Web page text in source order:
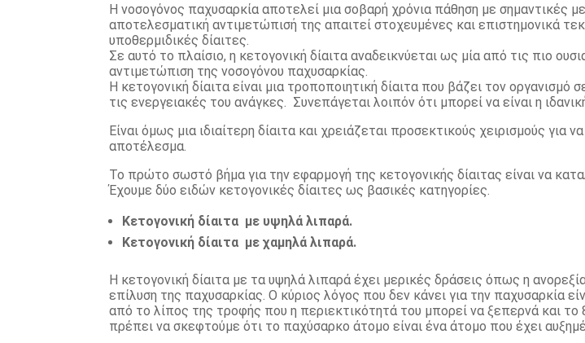
Η νοσογόνος παχυσαρκία αποτελεί μια σοβαρή χρόνια πάθηση με σημαντικές
αποτελεσματική αντιμετώπισή της απαιτεί στοχευμένες και επιστημονικά
υποθερμιδικές δίαιτες.
Σε αυτό το πλαίσιο, η κετογονική δίαιτα αναδεικνύεται ως μία από τις πιο
αντιμετώπιση της νοσογόνου παχυσαρκίας.
Η κετογονική δίαιτα είναι μια τροποποιητική δίαιτα που βάζει τον
τις ενεργειακές του ανάγκες. Συνεπάγεται λοιπόν ότι μπορεί να είναι η
Είναι όμως μια ιδιαίτερη δίαιτα και χρειάζεται προσεκτικούς χειρισμούς
αποτέλεσμα.
Το πρώτο σωστό βήμα για την εφαρμογή της κετογονικής δίαιτας είναι να
Έχουμε δύο ειδών κετογονικές δίαιτες ως βασικές κατηγορίες.
Κετογονική δίαιτα με υψηλά λιπαρά.
Κετογονική δίαιτα με χαμηλά λιπαρά.
Η κετογονική δίαιτα με τα υψηλά λιπαρά έχει μερικές δράσεις όπως η
επίλυση της παχυσαρκίας. Ο κύριος λόγος που δεν κάνει για την παχυσαρκία
από το λίπος της τροφής που η περιεκτικότητά του μπορεί να ξεπερνά και
πρέπει να σκεφτούμε ότι το παχύσαρκο άτομο είναι ένα άτομο που έχει